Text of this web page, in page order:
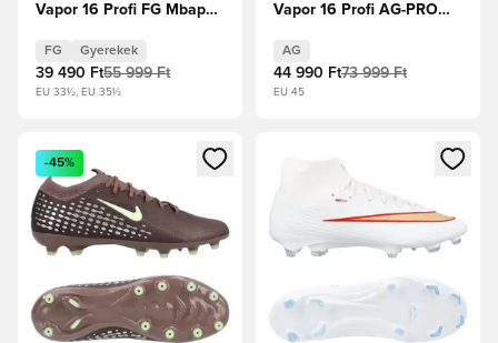
Vapor 16 Profi FG Mbappé
árnyalat/Új türkiz/Igloo
Gyerek
FG Gyerekek
39 490 Ft55 999 Ft
EU 33½, EU 35½
Vapor 16 Profi AG-PRO
Dinnye árnyalat/Új
türkiz/Igloo
AG
44 990 Ft73 999 Ft
EU 45
Megnyit egy modált a bejelentkezéshez vagy a tagként
-45%
Megnyit egy modált a